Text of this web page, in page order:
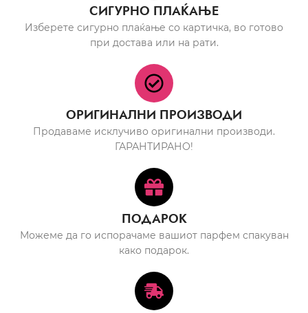
СИГУРНО ПЛАЌАЊЕ
Изберете сигурно плаќање со картичка, во готово
при достава или на рати.
ОРИГИНАЛНИ ПРОИЗВОДИ
Продаваме исклучиво оригинални производи.
ГАРАНТИРАНО!
ПОДАРОК
Можеме да го испорачаме вашиот парфем спакуван
како подарок.